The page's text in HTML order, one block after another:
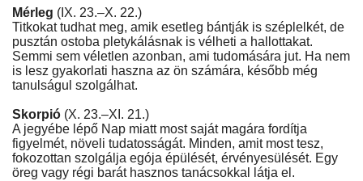
Mérleg (IX. 23.–X. 22.)
Titkokat tudhat meg, amik esetleg bántják is széplelkét, de
pusztán ostoba pletykálásnak is vélheti a hallottakat.
Semmi sem véletlen azonban, ami tudomására jut. Ha nem
is lesz gyakorlati haszna az ön számára, később még
tanulságul szolgálhat.
Skorpió (X. 23.–XI. 21.)
A jegyébe lépő Nap miatt most saját magára fordítja
figyelmét, növeli tudatosságát. Minden, amit most tesz,
fokozottan szolgálja egója épülését, érvényesülését. Egy
öreg vagy régi barát hasznos tanácsokkal látja el.